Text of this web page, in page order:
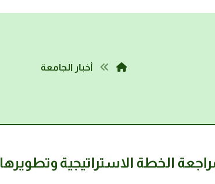
أخبار الجامعة
الاستراتيجية وتطويرها 2024-2028م